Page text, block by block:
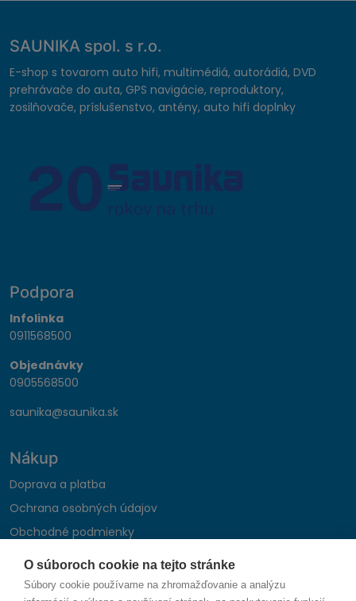
O súboroch cookie na tejto stránke
Súbory cookie používame na zhromažďovanie a analýzu
SAUNIKA spol. s r.o.
E-shop s tovarom auto hifi, multimédiá, autorádiá, DVD
prehrávače do auta, GPS navigácie, reproduktory,
zosilňovače, príslušenstvo, antény, auto hifi doplnky
Podpora
Infolinka
0911568500
Objednávky
0905568500
saunika@saunika.sk
Nákup
Doprava a platba
Ochrana osobných údajov
Obchodné podmienky
Reklamačný poriadok
Montáž autohifi